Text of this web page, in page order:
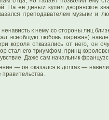
На её деньги купил дворянское
преподавателем музыки и
к нему со стороны лиц
всеобщую любовь парижан)
короля отказались от него, он
стал его триумфом, принц
Даже сам начальник
— он оказался в долгах —